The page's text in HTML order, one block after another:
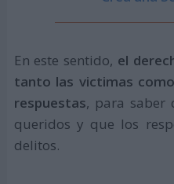
En este sentido, el
tanto las victimas
respuestas, para saber
queridos y que los
delitos.